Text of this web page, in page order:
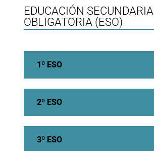
EDUCACIÓN SECUNDARIA
OBLIGATORIA (ESO)
1º ESO
2º ESO
3º ESO